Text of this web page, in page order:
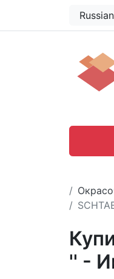
Russian
'' -